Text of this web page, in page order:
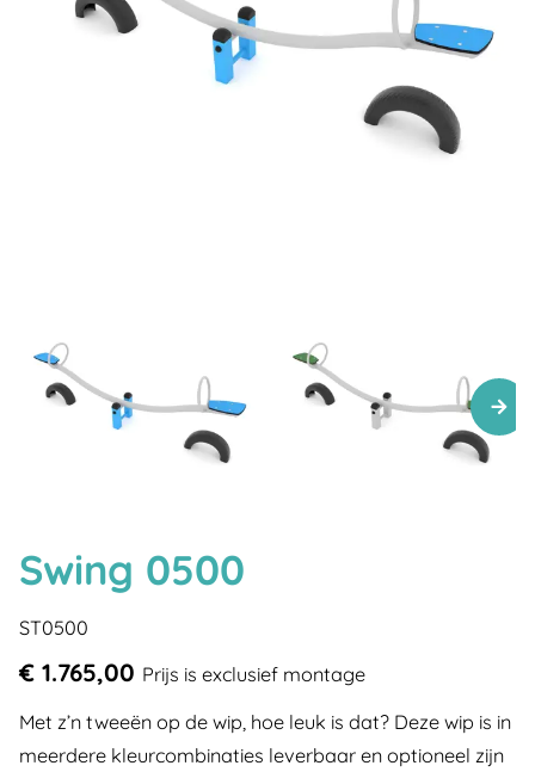
Swing 0500
ST0500
€ 1.765,00 Prijs is exclusief montage
Met z’n tweeën op de wip, hoe leuk is dat? Deze wip is in
meerdere kleurcombinaties leverbaar en optioneel zijn